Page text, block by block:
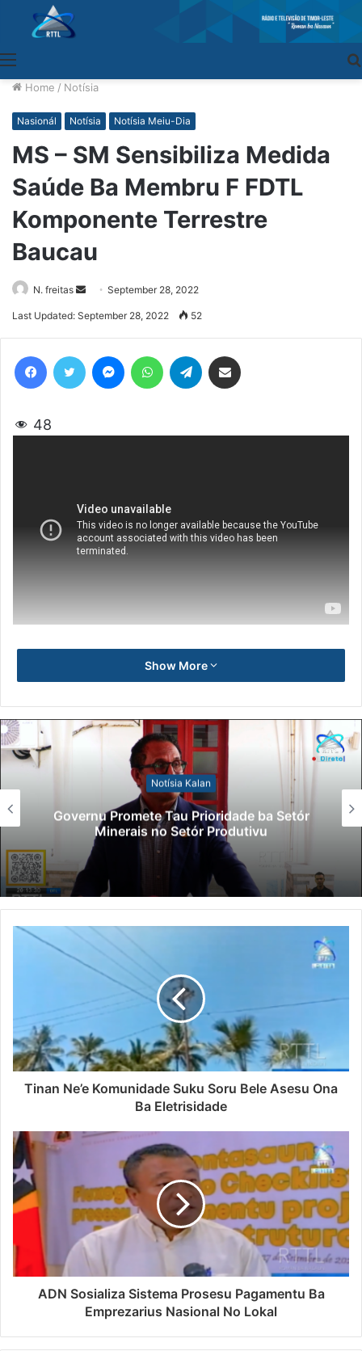
Home / Notísia
Nasionál Notísia Notísia Meiu-Dia
MS – SM Sensibiliza Medida
Saúde Ba Membru F FDTL
Komponente Terrestre
Baucau
N. freitas
SendSeptember 28, 2022
Last Updated: September 28, 2022 52
48
Show More
Notísia Kalan
Lei Siberseguransa Ajuda Autoridade
Polisiál Kaptura Autór Kriminozu ho
Paradeiru Iha Estranjeiru
Tinan Ne’e Komunidade Suku Soru Bele Asesu Ona
Ba Eletrisidade
ADN Sosializa Sistema Prosesu Pagamentu Ba
Emprezarius Nasional No Lokal